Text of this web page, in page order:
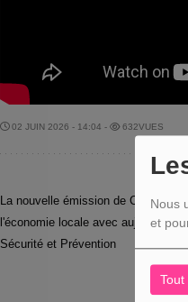
Nous
et
Tout
02 JUIN 2026 - 14:04 - 632VUES
La nouvelle émission de Christian
l'économie locale avec aujourd"hui
Sécurité et Prévention